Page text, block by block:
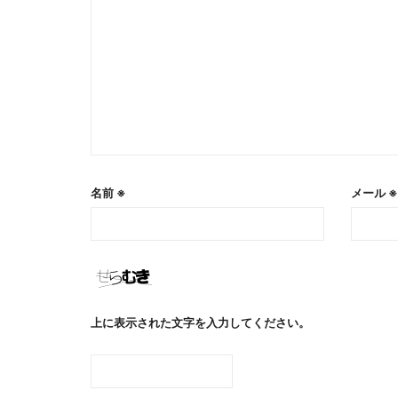
名前 ※ メール※
上に表示された文字を入力してください。